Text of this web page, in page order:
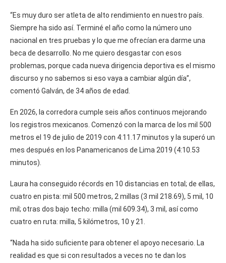
“Es muy duro ser atleta de alto rendimiento en nuestro país.
Siempre ha sido así. Terminé el año como la número uno
nacional en tres pruebas y lo que me ofrecían era darme una
beca de desarrollo. No me quiero desgastar con esos
problemas, porque cada nueva dirigencia deportiva es el mismo
discurso y no sabemos si eso vaya a cambiar algún día”,
comentó Galván, de 34 años de edad.
En 2026, la corredora cumple seis años continuos mejorando
los registros mexicanos. Comenzó con la marca de los mil 500
metros el 19 de julio de 2019 con 4:11.17 minutos y la superó un
mes después en los Panamericanos de Lima 2019 (4:10.53
minutos).
Laura ha conseguido récords en 10 distancias en total; de ellas,
cuatro en pista: mil 500 metros, 2 millas (3 mil 218.69), 5 mil, 10
mil; otras dos bajo techo: milla (mil 609.34), 3 mil, así como
cuatro en ruta: milla, 5 kilómetros, 10 y 21.
“Nada ha sido suficiente para obtener el apoyo necesario. La
realidad es que si con resultados a veces no te dan los